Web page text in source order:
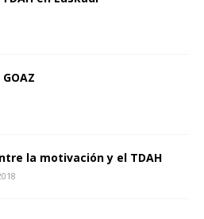
GOAZ
la motivación y el TDAH